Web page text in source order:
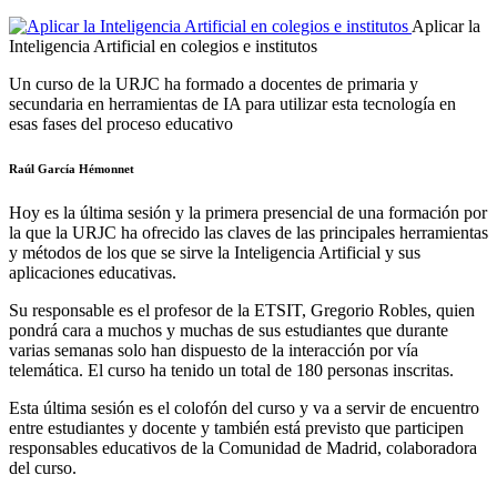
Aplicar la
Inteligencia Artificial en colegios e institutos
Un curso de la URJC ha formado a docentes de primaria y
secundaria en herramientas de IA para utilizar esta tecnología en
esas fases del proceso educativo
Raúl García Hémonnet
Hoy es la última sesión y la primera presencial de una formación por
la que la URJC ha ofrecido las claves de las principales herramientas
y métodos de los que se sirve la Inteligencia Artificial y sus
aplicaciones educativas.
Su responsable es el profesor de la ETSIT, Gregorio Robles, quien
pondrá cara a muchos y muchas de sus estudiantes que durante
varias semanas solo han dispuesto de la interacción por vía
telemática. El curso ha tenido un total de 180 personas inscritas.
Esta última sesión es el colofón del curso y va a servir de encuentro
entre estudiantes y docente y también está previsto que participen
responsables educativos de la Comunidad de Madrid, colaboradora
del curso.